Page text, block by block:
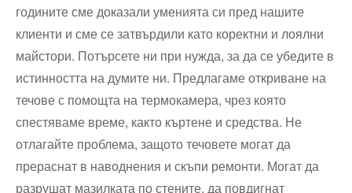
годините сме доказали уменията си пред нашите
клиенти и сме се затвърдили като коректни и лоялни
майстори. Потърсете ни при нужда, за да се убедите в
истинността на думите ни. Предлагаме откриване на
течове с помощта на термокамера, чрез която
спестяваме време, както къртене и средства. Не
отлагайте проблема, защото течовете могат да
прераснат в наводнения и скъпи ремонти. Могат да
разрушат мазилката по стените, да повдигнат